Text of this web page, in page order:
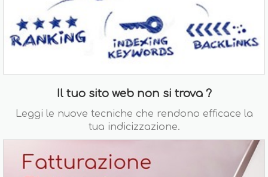
Il tuo sito web non si trova ?
Leggi le nuove tecniche che rendono efficace la
tua indicizzazione.